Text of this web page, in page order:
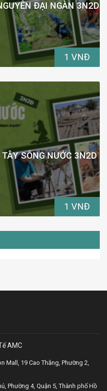
ĐẠI NGÀN 3N2D
1 VNĐ
SÔNG NƯỚC 3N2D
1 VNĐ
AMC
Mall, 19 Cao Thắng, Phường 2,
Phường 4, Quận 5, Thành phố Hồ